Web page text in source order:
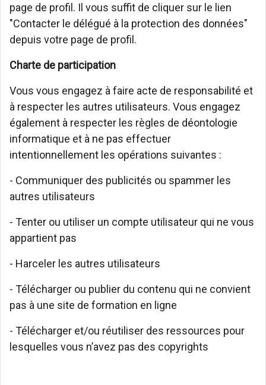
page de profil. Il vous suffit de cliquer sur le lien
"Contacter le délégué à la protection des données"
depuis votre page de profil.
Charte de participation
Vous vous engagez à faire acte de responsabilité et
à respecter les autres utilisateurs. Vous engagez
également à respecter les règles de déontologie
informatique et à ne pas effectuer
intentionnellement les opérations suivantes :
- Communiquer des publicités ou spammer les
autres utilisateurs
- Tenter ou utiliser un compte utilisateur qui ne vous
appartient pas
- Harceler les autres utilisateurs
- Télécharger ou publier du contenu qui ne convient
pas à une site de formation en ligne
- Télécharger et/ou réutiliser des ressources pour
lesquelles vous n’avez pas des copyrights